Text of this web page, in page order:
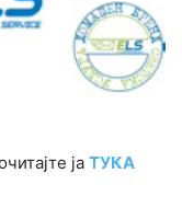
ја ТУКА